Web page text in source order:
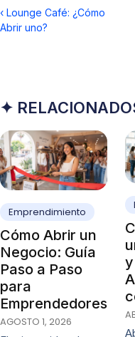
‹ Lounge Café: ¿Cómo
Abrir uno?
✦
Emprendimiento
Cómo Abrir un
Negocio: Guía
Paso a Paso
para
Emprendedores
AGOSTO 1, 2026
y